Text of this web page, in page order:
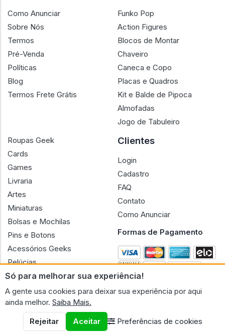
Só para melhorar sua experiência!
A gente usa cookies para deixar sua experiência por aqui
ainda melhor. Saiba Mais.
Rejeitar
Aceitar Preferências de cookies
Como Anunciar
Sobre Nós
Termos
Pré-Venda
Políticas
Blog
Termos Frete Grátis
Funko Pop
Action Figures
Blocos de Montar
Chaveiro
Caneca e Copo
Placas e Quadros
Kit e Balde de Pipoca
Almofadas
Jogo de Tabuleiro
Roupas Geek
Cards
Games
Livraria
Artes
Miniaturas
Bolsas e Mochilas
Pins e Botons
Acessórios Geeks
Pelúcias
Bonecas
Clientes
Login
Cadastro
FAQ
Contato
Como Anunciar
Formas de Pagamento